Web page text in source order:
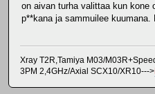
on aivan turha valittaa kun kone
p**kana ja sammuilee kuumana.
Xray T2R,Tamiya M03/
3PM 2,4GHz/Axial SCX10/XR10--->